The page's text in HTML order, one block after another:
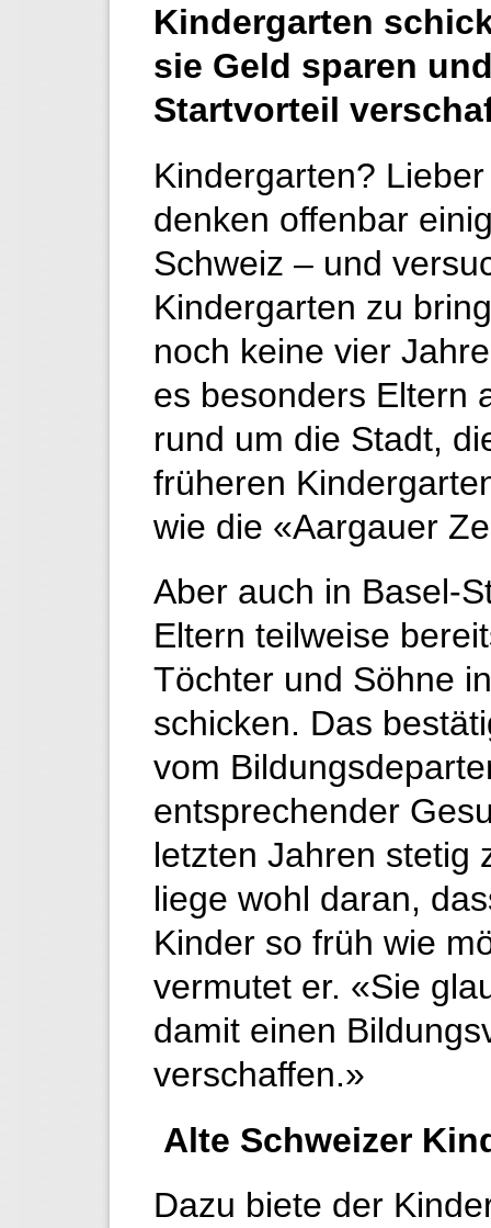
Kindergarten
sie Geld sparen
Startvorteil
Kindergarten?
denken offenbar
Schweiz – und
Kindergarten zu
noch keine vier
es besonders Eltern
rund um die Stadt,
früheren
wie die «Aargauer
Aber auch in Basel-
Eltern teilweise
Töchter und Söhne
schicken. Das
vom
entsprechender
letzten Jahren stetig
liege wohl daran,
Kinder so früh wie
vermutet er. «Sie
damit einen
verschaffen.»
Alte Schweizer
Dazu biete der